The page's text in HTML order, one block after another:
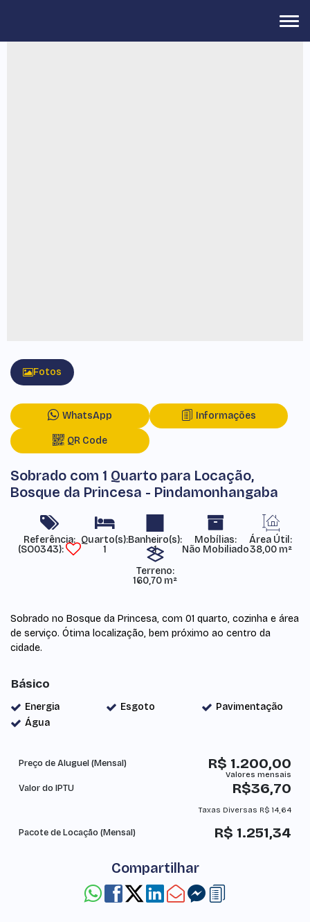
Fotos
WhatsApp Informações
QR Code
Sobrado com 1 Quarto para Locação,
Bosque da Princesa - Pindamonhangaba
Referência:
(SO0343)
1 1
Mobílias:
Não Mobiliado
Área Útil:
38,00 m²
Terreno:
160,70 m²
Sobrado no Bosque da Princesa, com 01 quarto, cozinha e área
de serviço. Ótima localização, bem próximo ao centro da
cidade.
Básico
Energia Esgoto
Pavimentação
Água
R$ 1.200,00
Preço de Aluguel (Mensal)
Valor do IPTU R$36,70
Taxas Diversas R$ 14,64
R$ 1.251,34
Pacote de Locação (Mensal)
Compartilhar